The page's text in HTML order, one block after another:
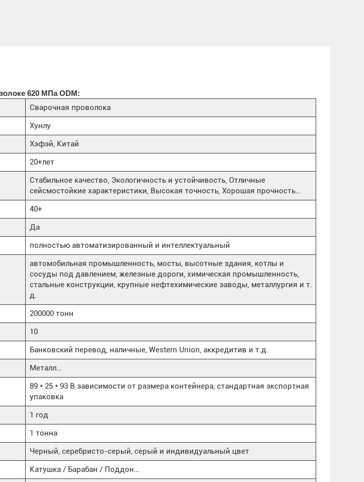
620 МПа ODM:
Сварочная проволока
Хунлу
Хэфэй, Китай
20+лет
Стабильное качество, Экологичность и устойчивость, Отличные
сейсмостойкие характеристики, Высокая точность, Хорошая прочность…
40+
Да
полностью автоматизированный и интеллектуальный
автомобильная промышленность, мосты, высотные здания, котлы и
сосуды под давлением, железные дороги, химическая промышленность,
стальные конструкции, крупные нефтехимические заводы, металлургия и т.
д.
200000 тонн
10
Банковский перевод, наличные, Western Union, аккредитив и т.д.
Металл…
89 * 25 * 93 В зависимости от размера контейнера, стандартная экспортная
упаковка
1 год
1 тонна
Черный, серебристо-серый, серый и индивидуальный цвет
Катушка / Барабан / Поддон…